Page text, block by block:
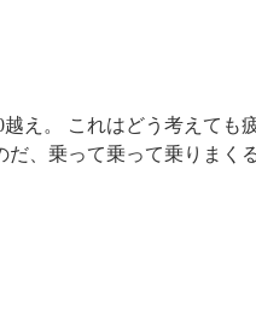
え。 これはどう考えても
、乗って乗って乗りまく